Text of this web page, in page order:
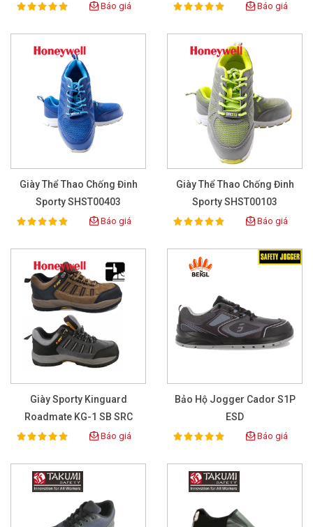
Rating:
100% Báo giá Rating:
100% Báo giá
Giày Thể Thao Chống Đinh
Sporty SHST00403
Rating:
100% Báo giá
Giày Thể Thao Chống Đinh
Sporty SHST00103
Rating:
100% Báo giá
Giày Sporty Kinguard
Roadmate KG-1 SB SRC
Rating:
100% Báo giá
Bảo Hộ Jogger Cador S1P
ESD
Rating:
100% Báo giá